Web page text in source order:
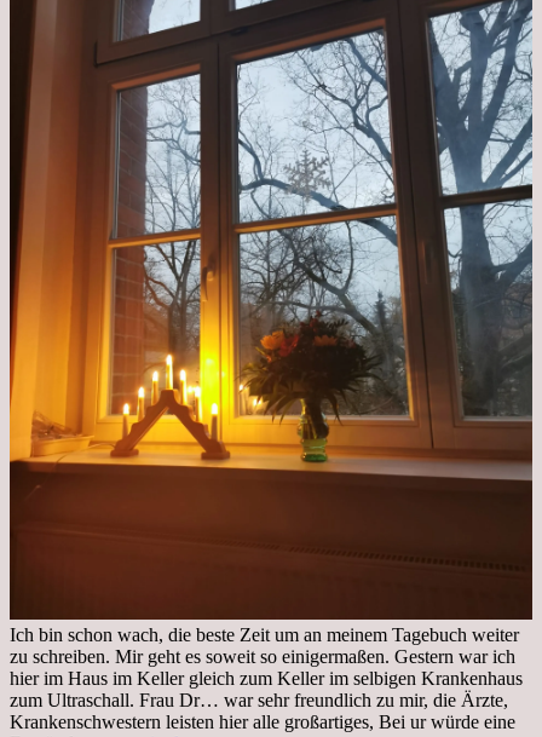
Ich bin schon wach, die beste Zeit um an meinem Tagebuch weiter
zu schreiben. Mir geht es soweit so einigermaßen. Gestern war ich
hier im Haus im Keller gleich zum Keller im selbigen Krankenhaus
zum Ultraschall. Frau Dr… war sehr freundlich zu mir, die Ärzte,
Krankenschwestern leisten hier alle großartiges, Bei ur würde eine